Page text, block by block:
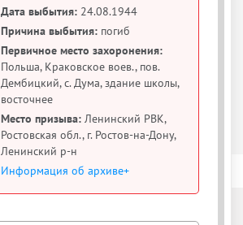
Дата выбытия: 24.08.1944
Причина выбытия: погиб
Первичное место захоронения:
Польша, Краковское воев., пов.
Дембицкий, с. Дума, здание школы,
восточнее
Место призыва: Ленинский РВК,
Ростовская обл., г. Ростов-на-Дону,
Ленинский р-н
Информация об архиве+